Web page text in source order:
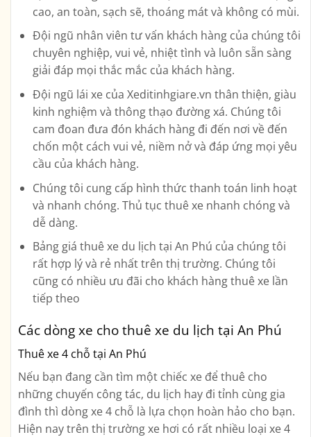
cao, an toàn, sạch sẽ, thoáng mát và không có mùi.
Đội ngũ nhân viên tư vấn khách hàng của chúng tôi
chuyên nghiệp, vui vẻ, nhiệt tình và luôn sẵn sàng
giải đáp mọi thắc mắc của khách hàng.
Đội ngũ lái xe của Xeditinhgiare.vn thân thiện, giàu
kinh nghiệm và thông thạo đường xá. Chúng tôi
cam đoan đưa đón khách hàng đi đến nơi về đến
chốn một cách vui vẻ, niềm nở và đáp ứng mọi yêu
cầu của khách hàng.
Chúng tôi cung cấp hình thức thanh toán linh hoạt
và nhanh chóng. Thủ tục thuê xe nhanh chóng và
dễ dàng.
Bảng giá thuê xe du lịch tại An Phú của chúng tôi
rất hợp lý và rẻ nhất trên thị trường. Chúng tôi
cũng có nhiều ưu đãi cho khách hàng thuê xe lần
tiếp theo
Các dòng xe cho thuê xe du lịch tại An Phú
Thuê xe 4 chỗ tại An Phú
Nếu bạn đang cần tìm một chiếc xe để thuê cho
những chuyến công tác, du lịch hay đi tỉnh cùng gia
đình thì dòng xe 4 chỗ là lựa chọn hoàn hảo cho bạn.
Hiện nay trên thị trường xe hơi có rất nhiều loại xe 4